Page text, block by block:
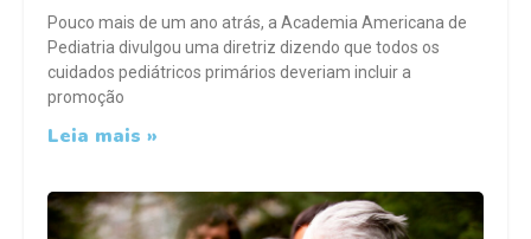
Pouco mais de um ano atrás, a Academia Americana de
Pediatria divulgou uma diretriz dizendo que todos os
cuidados pediátricos primários deveriam incluir a
promoção
Leia mais »